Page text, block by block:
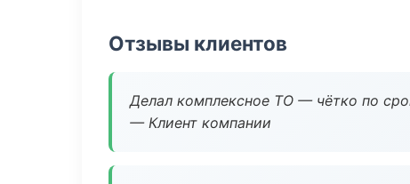
Отзывы клиентов
Делал комплексное ТО — чётко по
— Клиент компании